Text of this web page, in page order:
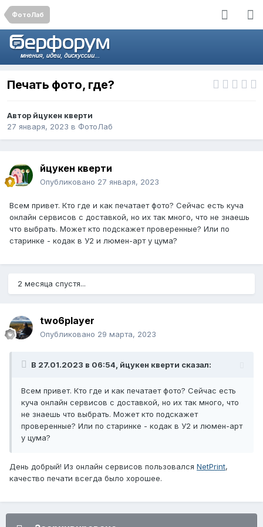
ФотоЛаб
Печать фото, где?
Автор йцукен кверти
27 января, 2023 в ФотоЛаб
йцукен кверти
Опубликовано 27 января, 2023
Всем привет. Кто где и как печатает фото? Сейчас есть куча
онлайн сервисов с доставкой, но их так много, что не знаешь
что выбрать. Может кто подскажет проверенные? Или по
старинке - кодак в У2 и люмен-арт у цума?
2 месяца спустя...
two6player
Опубликовано 29 марта, 2023
В 27.01.2023 в 06:54, йцукен кверти сказал:
Всем привет. Кто где и как печатает фото? Сейчас есть
куча онлайн сервисов с доставкой, но их так много, что
не знаешь что выбрать. Может кто подскажет
проверенные? Или по старинке - кодак в У2 и люмен-арт
у цума?
День добрый! Из онлайн сервисов пользовался NetPrint,
качество печати всегда было хорошее.